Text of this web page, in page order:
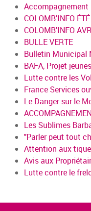
COLOMB'INFO
COLOMB'INFO
BULLE VERTE
Bulletin Municipal
BAFA, Projet jeunes
Lutte contre les
France Services
Le Danger sur le
Les Sublimes
"Parler peut tout
Attention aux
Avis aux
Lutte contre le